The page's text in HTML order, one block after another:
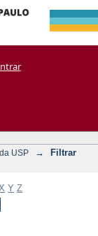
USP →
Filtrar
Y Z